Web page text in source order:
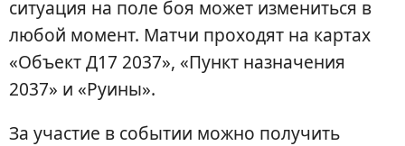
ситуация на поле боя может измениться в
любой момент. Матчи проходят на картах
«Объект Д17 2037», «Пункт назначения
2037» и «Руины».
За участие в событии можно получить